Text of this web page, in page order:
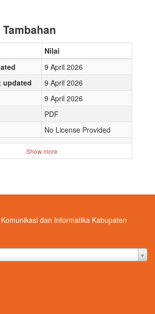
Nilai
9 April 2026
updated
9 April 2026
9 April 2026
PDF
No License Provided
Show more
dan Informatika Kabupaten